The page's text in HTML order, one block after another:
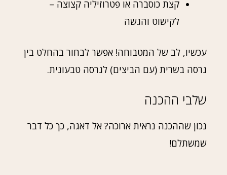
קצת כוסברה או פטרוזיליה קצוצה –
לקישוט והגשה
עכשיו, לב של המטבוחה! אפשר לבחור בהחלט בין
גרסה בשרית (עם הביצים) לגרסה טבעונית.
שלבי ההכנה
נכון שההכנה נראית ארוכה? אל דאגה, כך כל דבר
שמשתלם!